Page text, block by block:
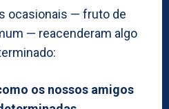
ocasionais — fruto de
— reacenderam algo
os nossos amigos